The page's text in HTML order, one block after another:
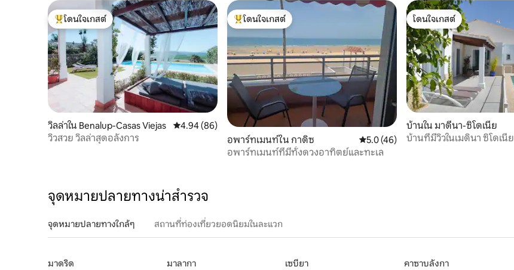
โดนใจเกสต์ที่สุด
โดนใจเกสต์
วิลล่าใน Benalup-Casas Viejas คะแนนเฉลี่ย 4.94 จาก 5, 86 รีวิว
4.94 (86)
วิวสวย วิลล่าสุดอลังการ
โดนใจเกสต์ที่สุด
โดนใจเกสต์
อพาร์ทเมนท์ใน กาดิซ คะแนนเฉลี่ย 5.0 จาก 5, 46 รีวิว
5.0 (46)
อพาร์ทเมนท์ที่มีทั้งดวงอาทิตย์และทะเล
โดนใจเกสต์
โดนใจเกสต์
บ้านใน มาดีนา-ซิโดเนีย
บ้านที่มีวิวในเมดินา ซิโดเนีย
จุดหมายปลายทางน่าสำรวจ
จุดหมายปลายทางใกล้ๆ สถานที่ท่องเที่ยวยอดนิยมในละแวก
มาดริด มาลากา เซบียา คาซาบลังกา